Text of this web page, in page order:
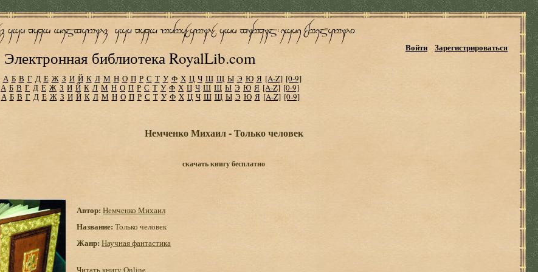
Электронная библиотека RoyalLib.com
Войти Зарегистрироваться
А Б В Г Д Е Ж З И Й К Л М Н О П Р С Т У Ф Х Ц Ч Ш Щ Ы Э Ю Я [A-Z] [0-9]
А Б В Г Д Е Ж З И Й К Л М Н О П Р С Т У Ф Х Ц Ч Ш Щ Ы Э Ю Я [A-Z] [0-9]
А Б В Г Д Е Ж З И Й К Л М Н О П Р С Т У Ф Х Ц Ч Ш Щ Ы Э Ю Я [A-Z] [0-9]
Немченко Михаил - Только человек
скачать книгу бесплатно
Автор: Немченко Михаил
Название: Только человек
Жанр: Научная фантастика
Читать книгу Online